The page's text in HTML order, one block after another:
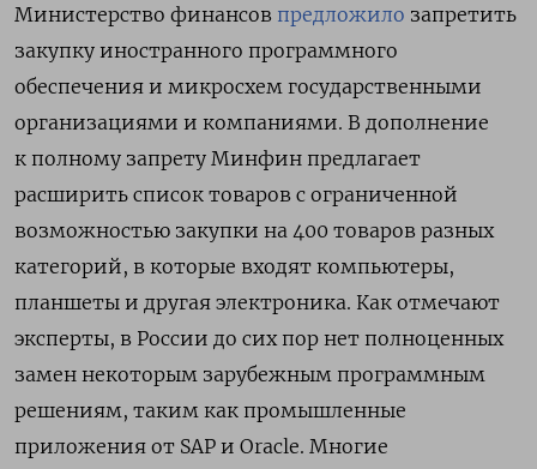
Министерство финансов предложило запретить
закупку иностранного программного
обеспечения и микросхем государственными
организациями и компаниями. В дополнение
к полному запрету Минфин предлагает
расширить список товаров с ограниченной
возможностью закупки на 400 товаров разных
категорий, в которые входят компьютеры,
планшеты и другая электроника. Как отмечают
эксперты, в России до сих пор нет полноценных
замен некоторым зарубежным программным
решениям, таким как промышленные
приложения от SAP и Oracle. Многие